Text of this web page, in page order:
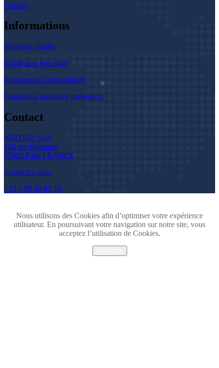
Contact
Informations
Mentions légales
Conditions générales
Politique de confidentialité
Conditions générales partenaires
Contact
WIZDEO SAS
124 rue Réaumur
75002 Paris FRANCE
Contactez-nous
+33 1 85 09 05 10
Nous utilisons des Cookies afin d’optimiser votre expérience
utilisateur. En poursuivant votre navigation sur notre site, vous
acceptez l’utilisation de Cookies.